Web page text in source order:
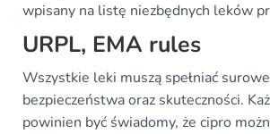
wpisany na listę niezbędnych leków
URPL, EMA rules
Wszystkie leki muszą spełniać
bezpieczeństwa oraz skuteczności.
powinien być świadomy, że cipro